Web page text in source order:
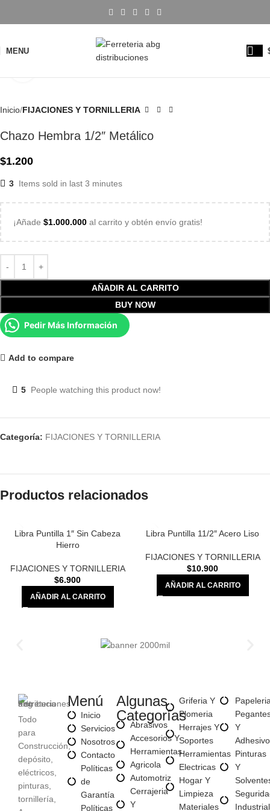
MENU
Inicio FIJACIONES Y TORNILLERIA
Chazo Hembra 1/2″ Metálico
$1.200
3 Items sold in last 3 minutes
¡Añade $1.000.000 al carrito y obtén envío gratis!
AÑADIR AL CARRITO
BUY NOW
Pedir Más Información
Add to compare
5 People watching this product now!
Categoría: FIJACIONES Y TORNILLERIA
Productos relacionados
Libra Puntilla 1″ Sin Cabeza
Hierro
FIJACIONES Y TORNILLERIA
$6.900
AÑADIR AL CARRITO
Libra Puntilla 11/2″ Acero Liso
FIJACIONES Y TORNILLERIA
$10.900
AÑADIR AL CARRITO
Todo
para
Construcción,
depósito,
eléctricos,
pinturas,
tornillería,
Menú
Inicio
Servicios
Nosotros
Contacto
Políticas
de
Garantía
Políticas
Algunas
Categorías
Abrasivos
Accesorios Y
Herramientas
Agricola
Automotriz
Cerrajeria
Y
Griferia Y
Plomeria
Herrajes Y
Soportes
Herramientas
Electricas
Hogar Y
Limpieza
Materiales
Y
Pinturas
Y
Industrial